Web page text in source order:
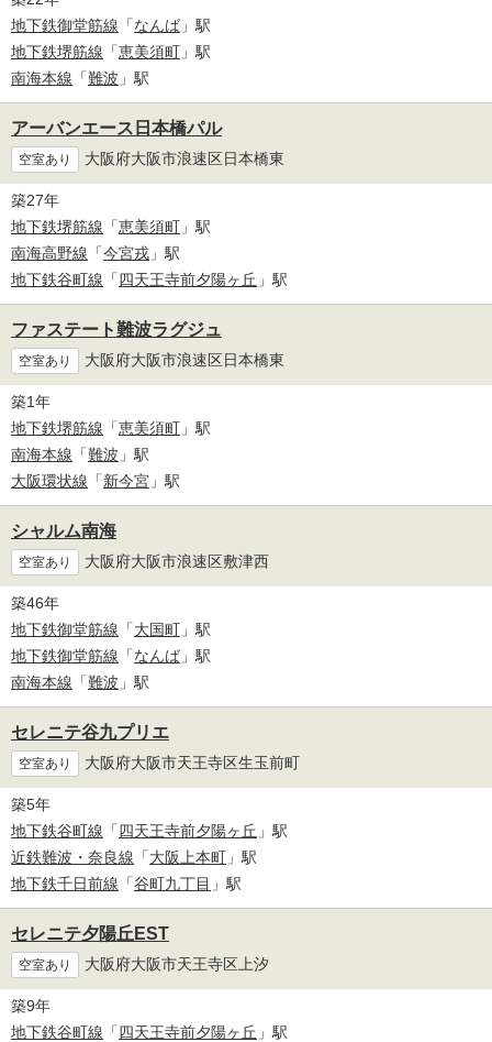
地下鉄御堂筋線 「なんば 」駅
地下鉄堺筋線 「恵美須町 」駅
南海本線 「難波 」駅
アーバンエース日本橋パル
空室あり 大阪府大阪市浪速区日本橋東
築27年
地下鉄堺筋線 「恵美須町 」駅
南海高野線 「今宮戎 」駅
地下鉄谷町線 「四天王寺前夕陽ヶ丘 」駅
ファステート難波ラグジュ
空室あり 大阪府大阪市浪速区日本橋東
築1年
地下鉄堺筋線 「恵美須町 」駅
南海本線 「難波 」駅
大阪環状線 「新今宮 」駅
シャルム南海
空室あり 大阪府大阪市浪速区敷津西
築46年
地下鉄御堂筋線 「大国町 」駅
地下鉄御堂筋線 「なんば 」駅
南海本線 「難波 」駅
セレニテ谷九プリエ
空室あり 大阪府大阪市天王寺区生玉前町
築5年
地下鉄谷町線 「四天王寺前夕陽ヶ丘 」駅
近鉄難波・奈良線 「大阪上本町 」駅
地下鉄千日前線 「谷町九丁目 」駅
セレニテ夕陽丘EST
空室あり 大阪府大阪市天王寺区上汐
築9年
地下鉄谷町線 「四天王寺前夕陽ヶ丘 」駅